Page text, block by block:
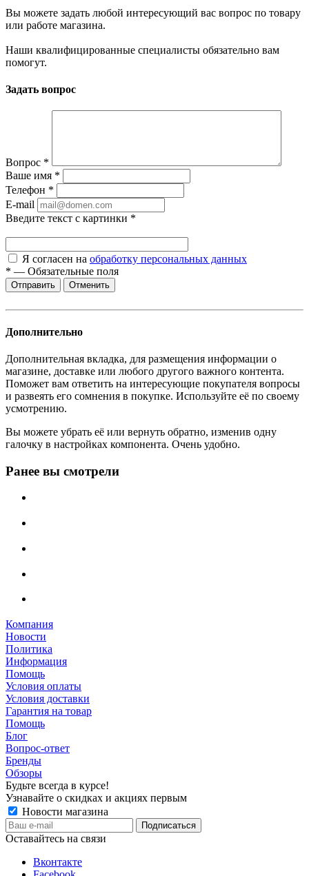
Вы можете задать любой интересующий вас вопрос по товару
или работе магазина.
Наши квалифицированные специалисты обязательно вам
помогут.
Задать вопрос
Вопрос *
Ваше имя *
Телефон *
E-mail
Введите текст с картинки *
Я согласен на обработку персональных данных
* — Обязательные поля
Отменить
Дополнительно
Дополнительная вкладка, для размещения информации о
магазине, доставке или любого другого важного контента.
Поможет вам ответить на интересующие покупателя вопросы
и развеять его сомнения в покупке. Используйте её по своему
усмотрению.
Вы можете убрать её или вернуть обратно, изменив одну
галочку в настройках компонента. Очень удобно.
Ранее вы смотрели
Компания
Новости
Политика
Информация
Помощь
Условия оплаты
Условия доставки
Гарантия на товар
Помощь
Блог
Вопрос-ответ
Бренды
Обзоры
Будьте всегда в курсе!
Узнавайте о скидках и акциях первым
Новости магазина
Оставайтесь на связи
Вконтакте